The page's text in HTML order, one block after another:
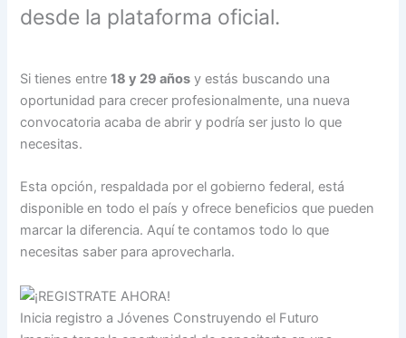
desde la plataforma oficial.
Si tienes entre18 y 29 años y estás buscando una
oportunidad para crecer profesionalmente, una nueva
convocatoria acaba de abrir y podría ser justo lo que
necesitas.
Esta opción, respaldada por el gobierno federal, está
disponible en todo el país y ofrece beneficios que pueden
marcar la diferencia. Aquí te contamos todo lo que
necesitas saber para aprovecharla.
Inicia registro a Jóvenes Construyendo el Futuro